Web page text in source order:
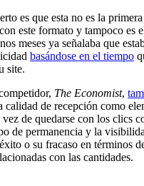
es que esta no es la
este formato y tampoco es
meses ya señalaba que
basándose en el tiempo
site.
The Economist,
calidad de recepción como
de quedarse con los clics
de permanencia y la
o su fracaso en términos
con las cantidades.